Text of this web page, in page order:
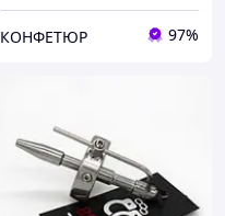
КОНФЕТЮР 97%